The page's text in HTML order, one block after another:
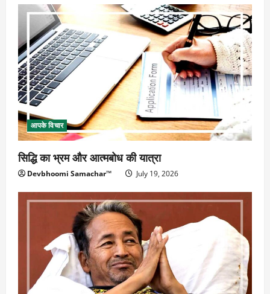
आपके विचार
सिद्धि का भ्रम और आत्मबोध की यात्रा
Devbhoomi Samachar™ July 19, 2026